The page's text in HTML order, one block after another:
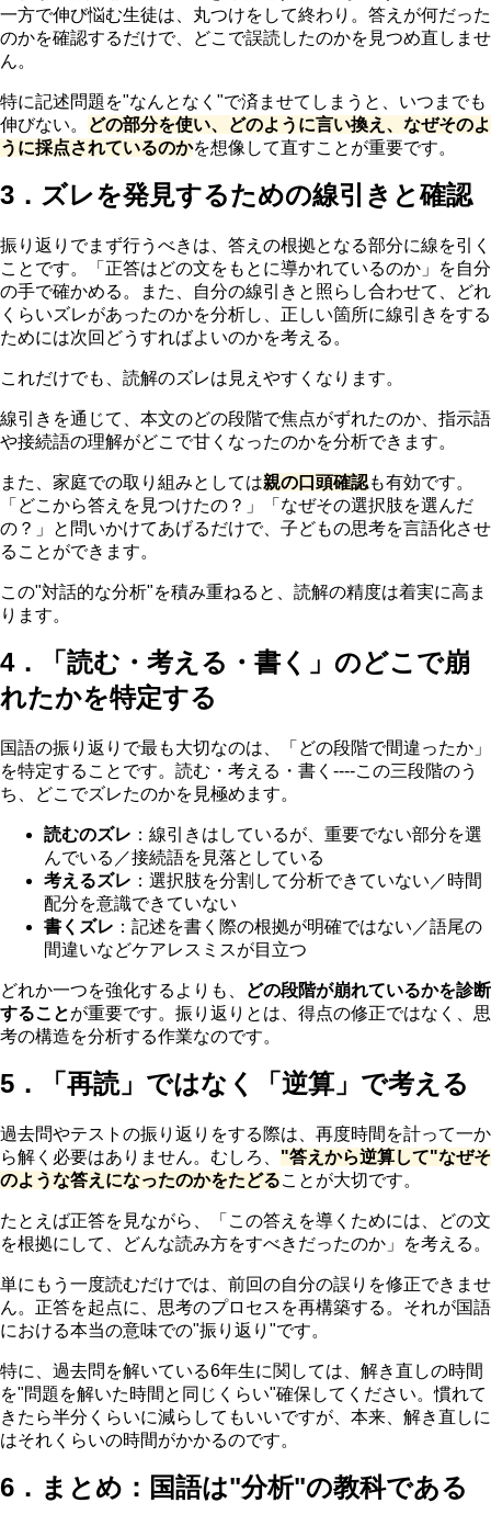
一方で伸び悩む生徒は、丸つけをして終わり。答えが何だった
のかを確認するだけで、どこで誤読したのかを見つめ直しませ
ん。
特に記述問題を"なんとなく"で済ませてしまうと、いつまでも
伸びない。
どの部分を使い、どのように言い換え、なぜそのよ
うに採点されているのかを想像して直すことが重要です。
3．ズレを発見するための線引きと確認
振り返りでまず行うべきは、答えの根拠となる部分に線を引く
ことです。「正答はどの文をもとに導かれているのか」を自分
の手で確かめる。また、自分の線引きと照らし合わせて、どれ
くらいズレがあったのかを分析し、正しい箇所に線引きをする
ためには次回どうすればよいのかを考える。
これだけでも、読解のズレは見えやすくなります。
線引きを通じて、本文のどの段階で焦点がずれたのか、指示語
や接続語の理解がどこで甘くなったのかを分析できます。
また、家庭での取り組みとしては親の口頭確認も有効です。
「どこから答えを見つけたの？」「なぜその選択肢を選んだ
の？」と問いかけてあげるだけで、子どもの思考を言語化させ
ることができます。
この"対話的な分析"を積み重ねると、読解の精度は着実に高ま
ります。
4．「読む・考える・書く」のどこで崩
れたかを特定する
国語の振り返りで最も大切なのは、「どの段階で間違ったか」
を特定することです。読む・考える・書く----この三段階のう
ち、どこでズレたのかを見極めます。
読むのズレ ：線引きはしているが、重要でない部分を選
んでいる／接続語を見落としている
考えるズレ ：選択肢を分割して分析できていない／時間
配分を意識できていない
書くズレ ：記述を書く際の根拠が明確ではない／語尾の
間違いなどケアレスミスが目立つ
どれか一つを強化するよりも、
どの段階が崩れているかを診断
することが重要です。振り返りとは、得点の修正ではなく、思
考の構造を分析する作業なのです。
5．「再読」ではなく「逆算」で考える
過去問やテストの振り返りをする際は、再度時間を計って一か
ら解く必要はありません。むしろ、 "答えから逆算して"なぜそ
のような答えになったのかをたどることが大切です。
たとえば正答を見ながら、「この答えを導くためには、どの文
を根拠にして、どんな読み方をすべきだったのか」を考える。
単にもう一度読むだけでは、前回の自分の誤りを修正できませ
ん。正答を起点に、思考のプロセスを再構築する。それが国語
における本当の意味での"振り返り"です。
特に、過去問を解いている6年生に関しては、解き直しの時間
を"問題を解いた時間と同じくらい"確保してください。慣れて
きたら半分くらいに減らしてもいいですが、本来、解き直しに
はそれくらいの時間がかかるのです。
6．まとめ：国語は"分析"の教科である